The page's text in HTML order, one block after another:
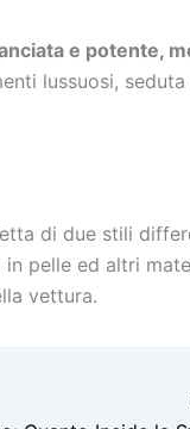
e potente,
lussuosi,
di due stili
pelle ed altri
vettura.